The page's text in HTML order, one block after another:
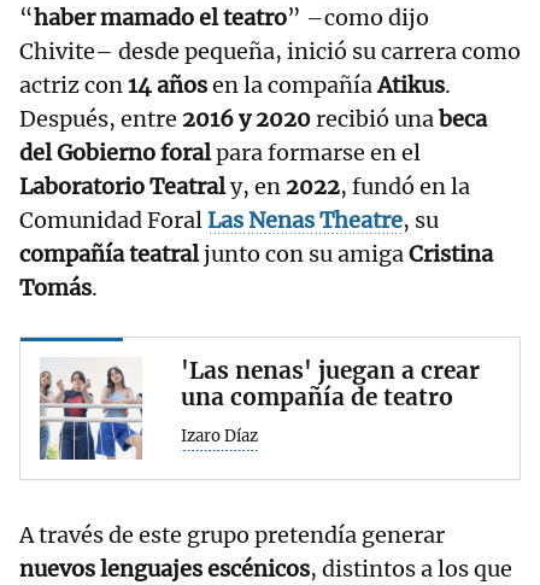
“haber mamado el teatro” –como dijo
Chivite– desde pequeña, inició su carrera como
actriz con14 añosen la compañíaAtikus.
Después, entre 2016 y 2020recibió unabeca
del Gobierno foralpara formarse en el
Laboratorio Teatraly, en 2022, fundó en la
Comunidad ForalLas Nenas Theatre, su
compañía teatraljunto con su amigaCristina
Tomás.
'Las nenas' juegan a crear
una compañía de teatro
Izaro Díaz
A través de este grupo pretendía generar
nuevos lenguajes escénicos, distintos a los que